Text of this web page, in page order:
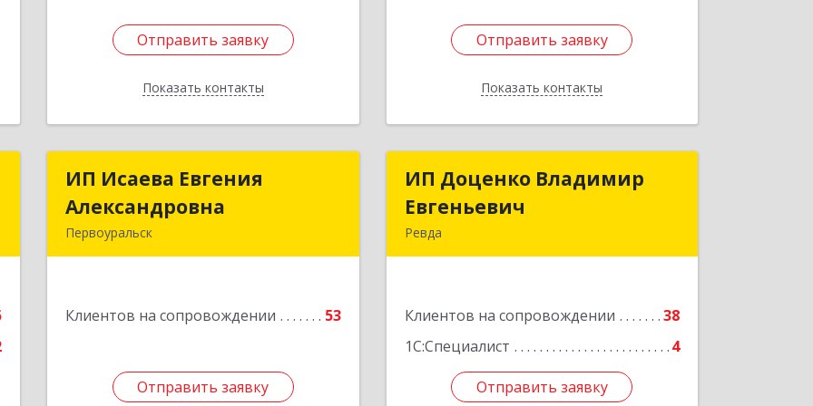
Отправить заявку
Показать контакты
Отправить заявку
Назад
Отправить заявку
Показать контакты
Отправить заявку
Назад
ИП Исаева Евгения
Александровна
Первоуральск
Клиентов на сопровождении 53
Отправить заявку
ИП Исаева Евгения
Александровна
Отправить заявку
ИП Доценко Владимир
Евгеньевич
Ревда
Клиентов на сопровождении
38
1С:Специалист
4
Отправить заявку
ИП Доценко Владимир
Подробнее
Отправить заявку